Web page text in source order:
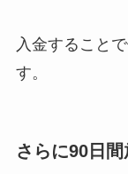
入金すること
す。
さらに90日